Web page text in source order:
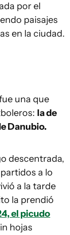
por el
paisajes
en la ciudad.
una que
la de
Danubio.
descentrada,
a lo
a la tarde
la prendió
el picudo
hojas